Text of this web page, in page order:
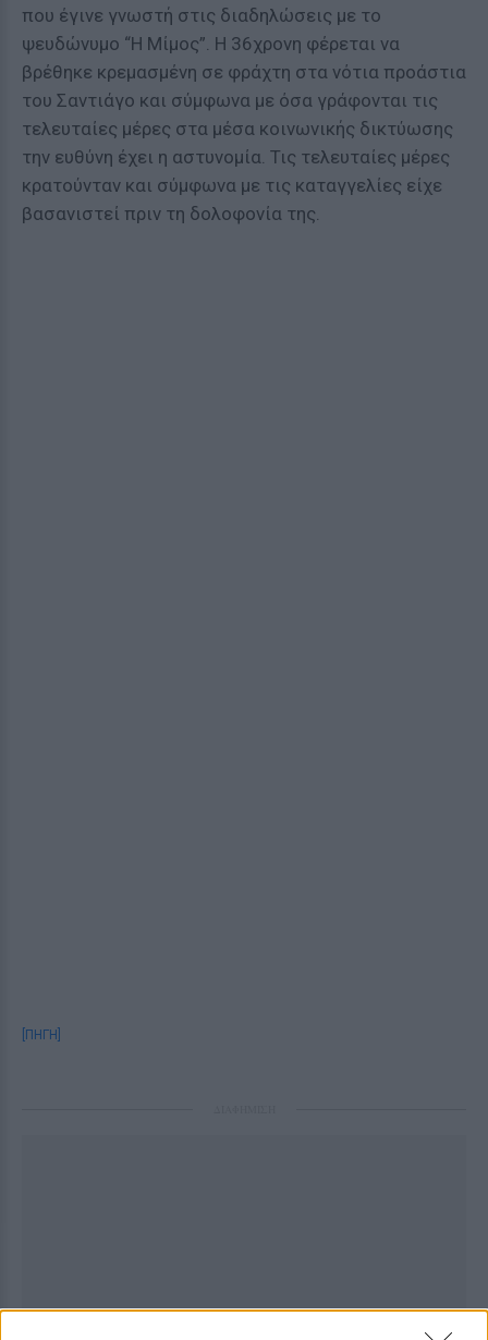
που έγινε γνωστή στις διαδηλώσεις με το
ψευδώνυμο “Η Μίμος”. Η 36χρονη φέρεται να
βρέθηκε κρεμασμένη σε φράχτη στα νότια προάστια
του Σαντιάγο και σύμφωνα με όσα γράφονται τις
τελευταίες μέρες στα μέσα κοινωνικής δικτύωσης
την ευθύνη έχει η αστυνομία. Τις τελευταίες μέρες
κρατούνταν και σύμφωνα με τις καταγγελίες είχε
βασανιστεί πριν τη δολοφονία της.
[ΠΗΓΗ]